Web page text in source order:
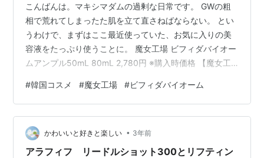
こんばんは。マキシマダムの過剰な日常です。 GWの粗
相で荒れてしまったた肌を立て直さねばならない。 とい
うわけで、まずはここ最近使っていた、お気に入りの美
容液をたっぷり使うことに。 魔女工場 ビフィダバイオー
ムアンプル50mL 80mL 2,780円 ※購入時価格 【魔女工
posted with カエレバ 楽天市場 Amazon Yahooショッピ
ング 今使っているものは、10周年の記念デザインで大容
量ボトル。美容液で80mLって結構な量で、毎日使うもの
としては嬉しい価格だと思う。 箱の裏側に10回目の春を
迎えることができたことの感謝など…
#韓国コスメ #魔女工場 #ビフィダバイオーム
かわいいと好きと楽しい • 3年前
アラフィフ リードルショット300とリフティン